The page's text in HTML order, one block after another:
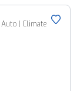
| Climate